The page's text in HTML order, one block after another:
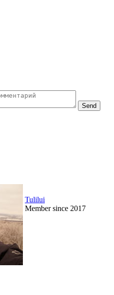
Tulilui
Member since 2017